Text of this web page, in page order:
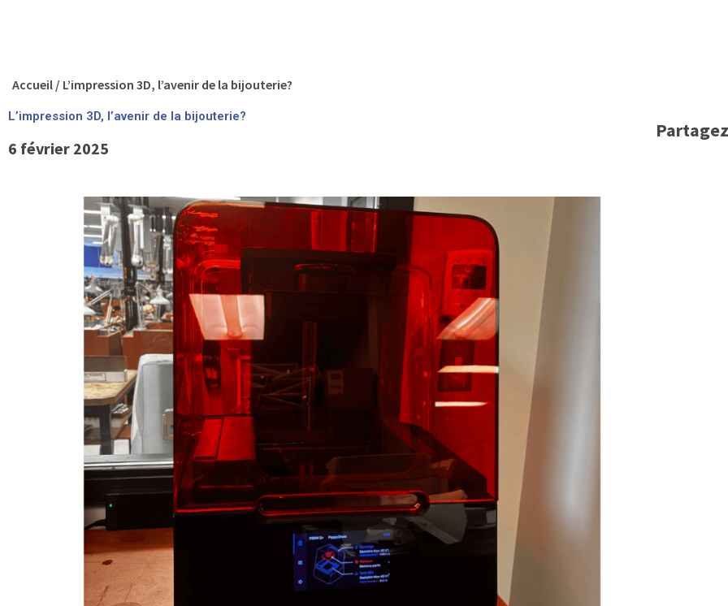
Accueil / L’impression 3D, l’avenir de la bijouterie?
L’impression 3D, l’avenir de la bijouterie?
6 février 2025